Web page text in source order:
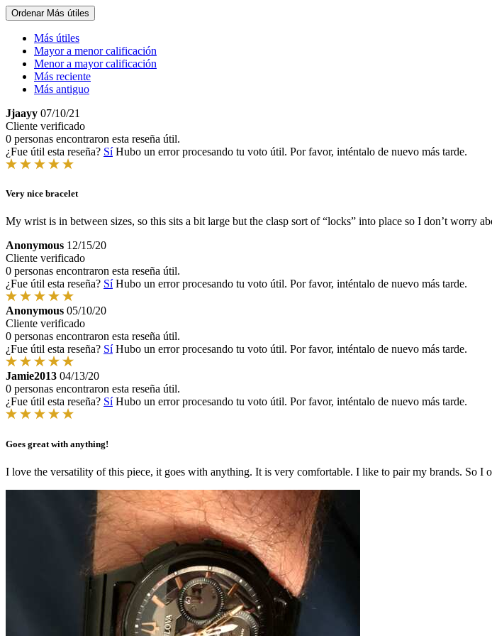
Ordenar Más útiles
Más útiles
Mayor a menor calificación
Menor a mayor calificación
Más reciente
Más antiguo
Jjaayy 07/10/21
Cliente verificado
0 personas encontraron esta reseña útil.
¿Fue útil esta reseña? Sí Hubo un error procesando tu voto útil. Por favor, inténtalo de nuevo más tarde.
Very nice bracelet
My wrist is in between sizes, so this sits a bit large but the clasp sort of “locks” into place so I don’t worry
Anonymous 12/15/20
Cliente verificado
0 personas encontraron esta reseña útil.
¿Fue útil esta reseña? Sí Hubo un error procesando tu voto útil. Por favor, inténtalo de nuevo más tarde.
Anonymous 05/10/20
Cliente verificado
0 personas encontraron esta reseña útil.
¿Fue útil esta reseña? Sí Hubo un error procesando tu voto útil. Por favor, inténtalo de nuevo más tarde.
Jamie2013 04/13/20
0 personas encontraron esta reseña útil.
¿Fue útil esta reseña? Sí Hubo un error procesando tu voto útil. Por favor, inténtalo de nuevo más tarde.
Goes great with anything!
I love the versatility of this piece, it goes with anything. It is very comfortable. I like to pair my brands. So